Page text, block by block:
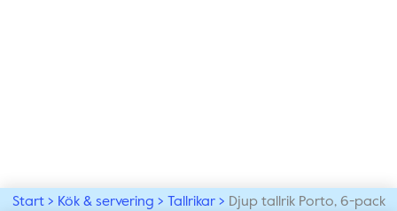
Start Kök & servering Tallrikar Djup tallrik Porto, 6-pack